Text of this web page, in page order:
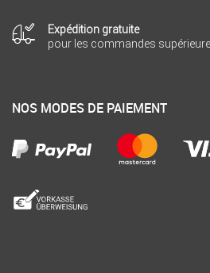
Expédition gratuite
pour les commandes
NOS MODES DE PAIEMENT